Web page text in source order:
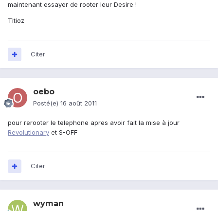
maintenant essayer de rooter leur Desire !
Titioz
Citer
oebo
Posté(e) 16 août 2011
pour rerooter le telephone apres avoir fait la mise à jour
Revolutionary et S-OFF
Citer
wyman